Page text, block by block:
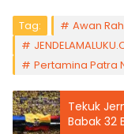
Tag: Awan
Pertamina Patra
Tekuk
Babak 32